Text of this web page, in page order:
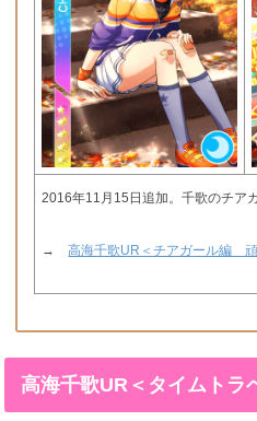
2016年11月15日追加。千歌のチア
→高海千歌UR＜チアガール編 頑
高海千歌UR＜タイムトラ